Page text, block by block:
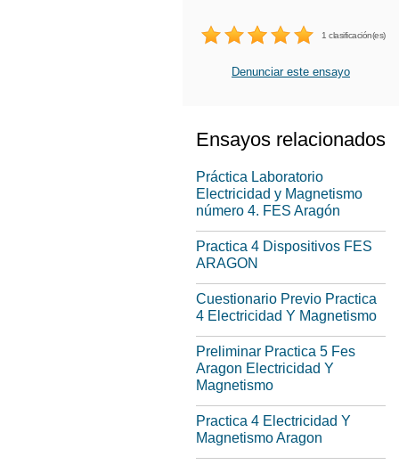
1 clasificación(es)
Denunciar este ensayo
Ensayos relacionados
Práctica Laboratorio
Electricidad y Magnetismo
número 4. FES Aragón
Practica 4 Dispositivos FES
ARAGON
Cuestionario Previo Practica
4 Electricidad Y Magnetismo
Preliminar Practica 5 Fes
Aragon Electricidad Y
Magnetismo
Practica 4 Electricidad Y
Magnetismo Aragon